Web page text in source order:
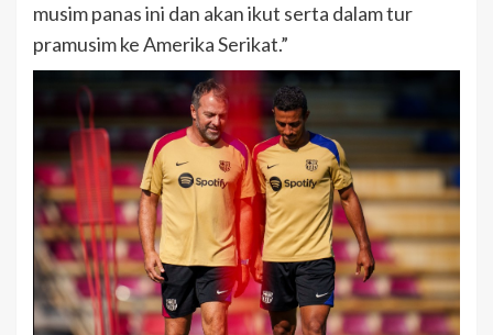
musim panas ini dan akan ikut serta dalam tur
pramusim ke Amerika Serikat.”